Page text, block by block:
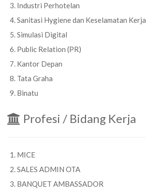
Industri Perhotelan
Sanitasi Hygiene dan Keselamatan Kerja
Simulasi Digital
Public Relation (PR)
Kantor Depan
Tata Graha
Binatu
Profesi / Bidang Kerja
MICE
SALES ADMIN OTA
BANQUET AMBASSADOR